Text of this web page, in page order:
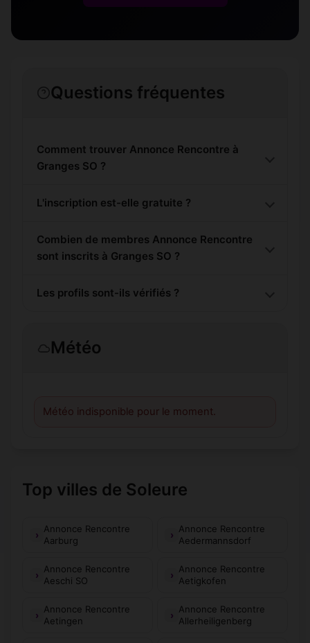
Questions fréquentes
Comment trouver Annonce Rencontre à
Granges SO ?
L'inscription est-elle gratuite ?
Combien de membres Annonce Rencontre
sont inscrits à Granges SO ?
Les profils sont-ils vérifiés ?
Météo
Météo indisponible pour le moment.
Top villes de Soleure
Annonce Rencontre
Aarburg
Annonce Rencontre
Aedermannsdorf
Annonce Rencontre
Aeschi SO
Annonce Rencontre
Aetigkofen
Annonce Rencontre
Aetingen
Annonce Rencontre
Allerheiligenberg